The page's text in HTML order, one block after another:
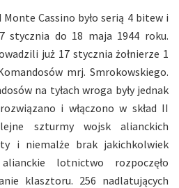
Cassino było serią 4 bitew i
stycznia do 18 maja 1944 roku.
już 17 stycznia żołnierze 1
mrj. Smrokowskiego.
na tyłach wroga były jednak
i włączono w skład II
szturmy wojsk alianckich
i niemalże brak jakichkolwiek
lotnictwo rozpoczęło
klasztoru. 256 nadlatujących